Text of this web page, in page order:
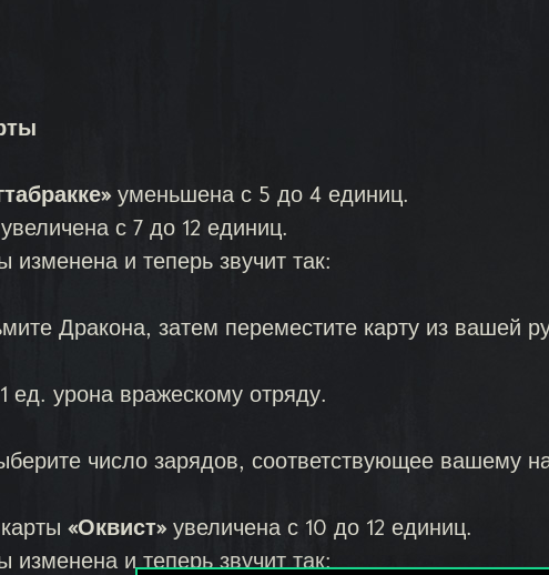
уменьшена с 5 до 4 единиц.
с 7 до 12 единиц.
изменена и теперь звучит так:
Дракона, затем переместите карту из вашей
ед. урона вражескому отряду.
число зарядов, соответствующее вашему
«Оквист» увеличена с 10 до 12 единиц.
изменена и теперь звучит так: